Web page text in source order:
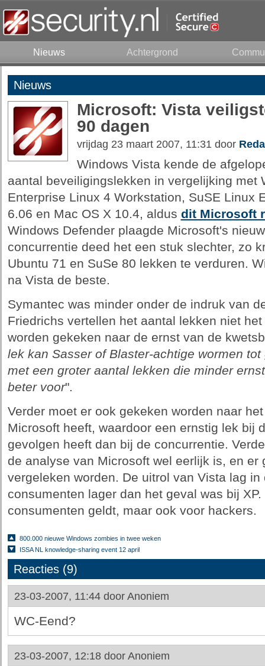
Nieuws Achtergrond
Nieuws
Microsoft: Vista
90 dagen
vrijdag 23 maart 2007, 11:31 door
Windows Vista kende de
aantal beveiligingslekken in vergelijking met
Enterprise Linux 4 Workstation, SuSE Linux
6.06 en Mac OS X 10.4, aldus dit Microsoft
Windows Defender plaagde Microsoft's
concurrentie deed het een stuk slechter, zo
Ubuntu 71 en SuSe 80 lekken te verduren.
na Vista de beste.
Symantec was minder onder de indruk van
Friedrichs vertellen het aantal lekken niet
worden gekeken naar de ernst van de
lek kan Sasser of Blaster-achtige wormen
met een groter aantal lekken die minder
beter voor".
Verder moet er ook gekeken worden naar
Microsoft heeft, waardoor een ernstig lek bij
gevolgen heeft dan bij de concurrentie.
de analyse van Microsoft wel eerlijk is, en er
vergeleken worden. De uitrol van Vista lag
consumenten lager dan het geval was bij
consumenten geldt, maar ook voor hackers.
800.000 nieuwe Windows zombies in twee weken
ISSA NL knowledge-sharing event 12 april
Reacties (9)
23-03-2007, 11:44 door Anoniem
WC-Eend?
23-03-2007, 12:18 door Anoniem